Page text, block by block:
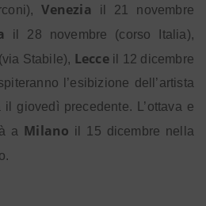
Venezia
il 21 novembre
il 28 novembre (corso Italia),
Stabile), Lecce il 12 dicembre
l’esibizione dell’artista
giovedì precedente. L’ottava e
a Milano il 15 dicembre nella